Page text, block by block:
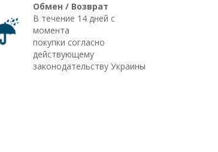
Обмен / Возврат
В течение 14 дней с
момента
покупки согласно
действующему
законодательству Украины